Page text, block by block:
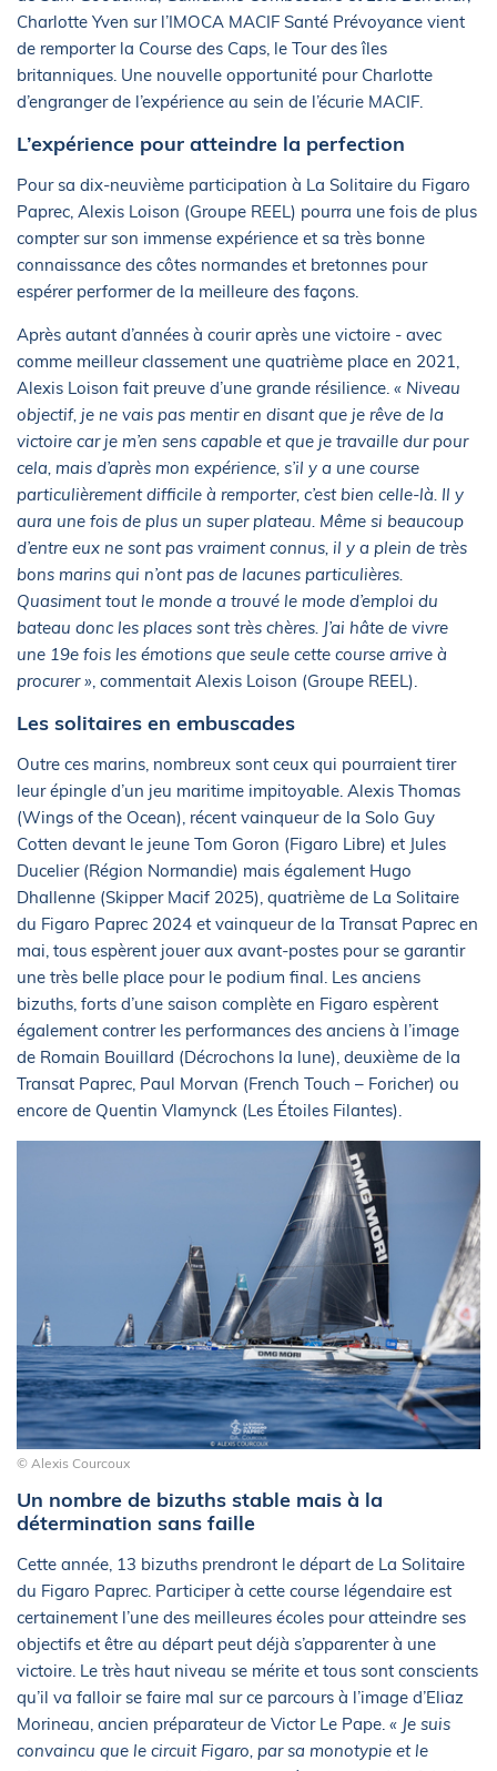
Charlotte Yven sur l’IMOCA MACIF Santé Prévoyance vient
de remporter la Course des Caps, le Tour des îles
britanniques. Une nouvelle opportunité pour Charlotte
d’engranger de l’expérience au sein de l’écurie MACIF.
L’expérience pour atteindre la perfection
Pour sa dix-neuvième participation à La Solitaire du Figaro
Paprec, Alexis Loison (Groupe REEL) pourra une fois de plus
compter sur son immense expérience et sa très bonne
connaissance des côtes normandes et bretonnes pour
espérer performer de la meilleure des façons.
Après autant d’années à courir après une victoire - avec
comme meilleur classement une quatrième place en 2021,
Alexis Loison fait preuve d’une grande résilience. « Niveau
objectif, je ne vais pas mentir en disant que je rêve de la
victoire car je m’en sens capable et que je travaille dur pour
cela, mais d’après mon expérience, s’il y a une course
particulièrement difficile à remporter, c’est bien celle-là. Il y
aura une fois de plus un super plateau. Même si beaucoup
d’entre eux ne sont pas vraiment connus, il y a plein de très
bons marins qui n’ont pas de lacunes particulières.
Quasiment tout le monde a trouvé le mode d’emploi du
bateau donc les places sont très chères. J’ai hâte de vivre
une 19e fois les émotions que seule cette course arrive à
procurer » , commentait Alexis Loison (Groupe REEL).
Les solitaires en embuscades
Outre ces marins, nombreux sont ceux qui pourraient tirer
leur épingle d’un jeu maritime impitoyable. Alexis Thomas
(Wings of the Ocean), récent vainqueur de la Solo Guy
Cotten devant le jeune Tom Goron (Figaro Libre) et Jules
Ducelier (Région Normandie) mais également Hugo
Dhallenne (Skipper Macif 2025), quatrième de La Solitaire
du Figaro Paprec 2024 et vainqueur de la Transat Paprec en
mai, tous espèrent jouer aux avant-postes pour se garantir
une très belle place pour le podium final. Les anciens
bizuths, forts d’une saison complète en Figaro espèrent
également contrer les performances des anciens à l’image
de Romain Bouillard (Décrochons la lune), deuxième de la
Transat Paprec, Paul Morvan (French Touch – Foricher) ou
encore de Quentin Vlamynck (Les Étoiles Filantes).
© Alexis Courcoux
Un nombre de bizuths stable mais à la
détermination sans faille
Cette année, 13 bizuths prendront le départ de La Solitaire
du Figaro Paprec. Participer à cette course légendaire est
certainement l’une des meilleures écoles pour atteindre ses
objectifs et être au départ peut déjà s’apparenter à une
victoire. Le très haut niveau se mérite et tous sont conscients
qu’il va falloir se faire mal sur ce parcours à l’image d’Eliaz
Morineau, ancien préparateur de Victor Le Pape. « Je suis
convaincu que le circuit Figaro, par sa monotypie et le